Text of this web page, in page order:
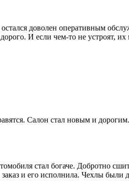
доволен оперативным
И если чем-то не устроят,
Салон стал новым и
стал богаче. Добротно
и его исполнила. Чехлы были